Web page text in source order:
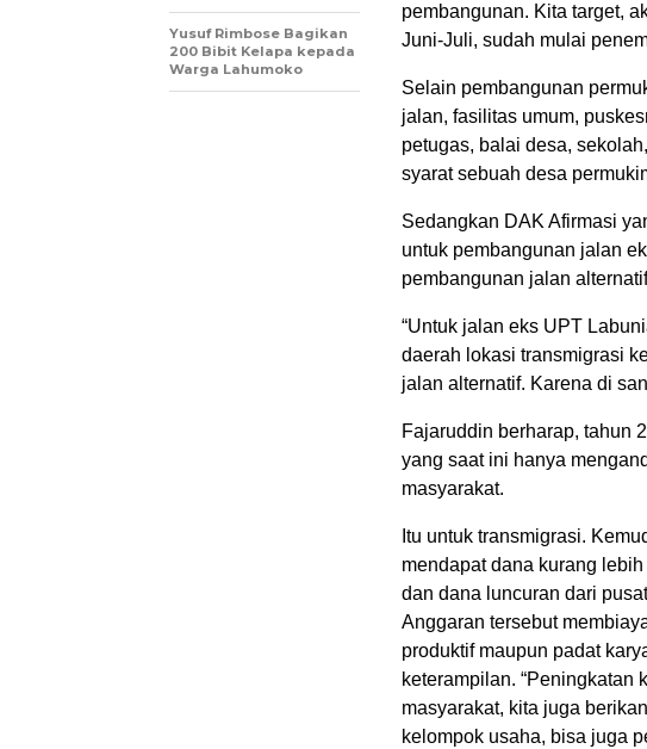
pembangunan. Kita target,
Juni-Juli, sudah mulai
Selain pembangunan
jalan, fasilitas umum,
petugas, balai desa,
syarat sebuah desa
Sedangkan DAK Afirmasi
untuk pembangunan jalan
pembangunan jalan
“Untuk jalan eks UPT
daerah lokasi transmigrasi
jalan alternatif. Karena di
Fajaruddin berharap, tahun
yang saat ini hanya
masyarakat.
Itu untuk transmigrasi.
mendapat dana kurang
dan dana luncuran dari
Anggaran tersebut
produktif maupun padat
keterampilan. “Peningkatan
masyarakat, kita juga
kelompok usaha, bisa juga
Yusuf Rimbose Bagikan
200 Bibit Kelapa kepada
Warga Lahumoko